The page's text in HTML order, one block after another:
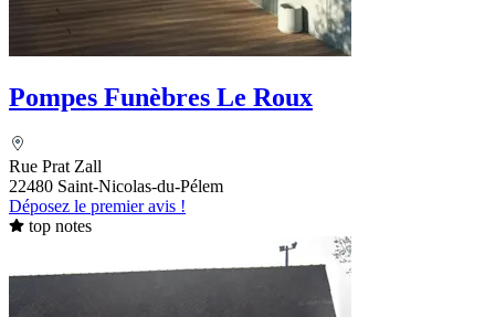
Pompes Funèbres Le Roux
Rue Prat Zall
22480 Saint-Nicolas-du-Pélem
Déposez le premier avis !
top notes